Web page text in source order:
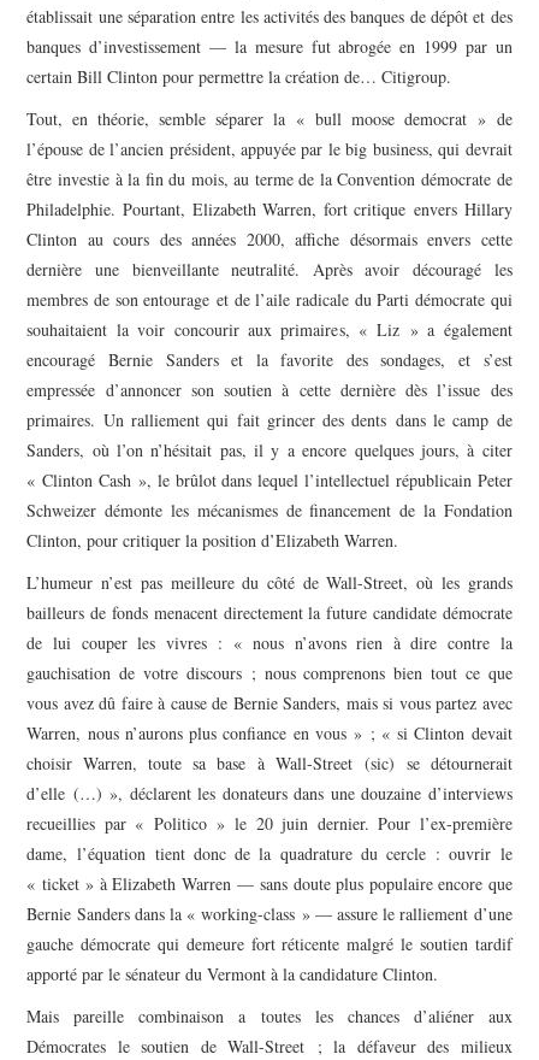
établissait une séparation entre les activités des banques de dépôt et des
banques d’investissement — la mesure fut abrogée en 1999 par un
certain Bill Clinton pour permettre la création de… Citigroup.
Tout, en théorie, semble séparer la « bull moose democrat » de
l’épouse de l’ancien président, appuyée par le big business, qui devrait
être investie à la fin du mois, au terme de la Convention démocrate de
Philadelphie. Pourtant, Elizabeth Warren, fort critique envers Hillary
Clinton au cours des années 2000, affiche désormais envers cette
dernière une bienveillante neutralité. Après avoir découragé les
membres de son entourage et de l’aile radicale du Parti démocrate qui
souhaitaient la voir concourir aux primaires, « Liz » a également
encouragé Bernie Sanders et la favorite des sondages, et s’est
empressée d’annoncer son soutien à cette dernière dès l’issue des
primaires. Un ralliement qui fait grincer des dents dans le camp de
Sanders, où l’on n’hésitait pas, il y a encore quelques jours, à citer
« Clinton Cash », le brûlot dans lequel l’intellectuel républicain Peter
Schweizer démonte les mécanismes de financement de la Fondation
Clinton, pour critiquer la position d’Elizabeth Warren.
L’humeur n’est pas meilleure du côté de Wall-Street, où les grands
bailleurs de fonds menacent directement la future candidate démocrate
de lui couper les vivres : « nous n’avons rien à dire contre la
gauchisation de votre discours ; nous comprenons bien tout ce que
vous avez dû faire à cause de Bernie Sanders, mais si vous partez avec
Warren, nous n’aurons plus confiance en vous » ; « si Clinton devait
choisir Warren, toute sa base à Wall-Street (sic) se détournerait
d’elle (…) », déclarent les donateurs dans une douzaine d’interviews
recueillies par « Politico » le 20 juin dernier. Pour l’ex-première
dame, l’équation tient donc de la quadrature du cercle : ouvrir le
« ticket » à Elizabeth Warren — sans doute plus populaire encore que
Bernie Sanders dans la « working-class » — assure le ralliement d’une
gauche démocrate qui demeure fort réticente malgré le soutien tardif
apporté par le sénateur du Vermont à la candidature Clinton.
Mais pareille combinaison a toutes les chances d’aliéner aux
Démocrates le soutien de Wall-Street ; la défaveur des milieux